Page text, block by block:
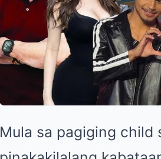
Mula sa pagiging child